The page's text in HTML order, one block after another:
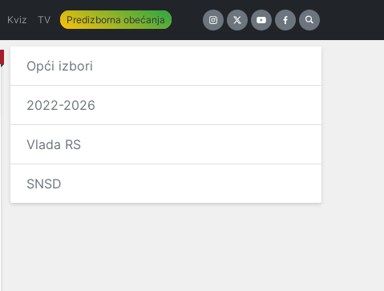
Kviz TV Predizborna obećanja
Opći izbori
2022-2026
Vlada RS
SNSD